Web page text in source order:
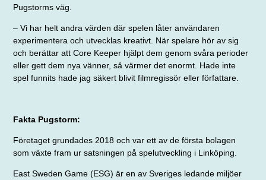
Pugstorms väg.
– Vi har helt andra värden där spelen låter användaren
experimentera och utvecklas kreativt. När spelare hör av sig
och berättar att Core Keeper hjälpt dem genom svåra perioder
eller gett dem nya vänner, så värmer det enormt. Hade inte
spel funnits hade jag säkert blivit filmregissör eller författare.
Fakta Pugstorm:
Företaget grundades 2018 och var ett av de första bolagen
som växte fram ur satsningen på spelutveckling i Linköping.
East Sweden Game (ESG) är en av Sveriges ledande miljöer